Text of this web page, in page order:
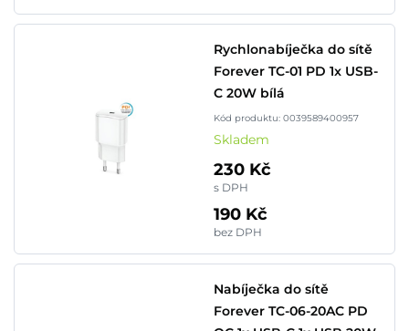
Rychlonabíječka do sítě
Forever TC-01 PD 1x USB-
C 20W bílá
Kód produktu: 0039589400957
Skladem
230 Kč
s DPH
190 Kč
bez DPH
Nabíječka do sítě
Forever TC-06-20AC PD